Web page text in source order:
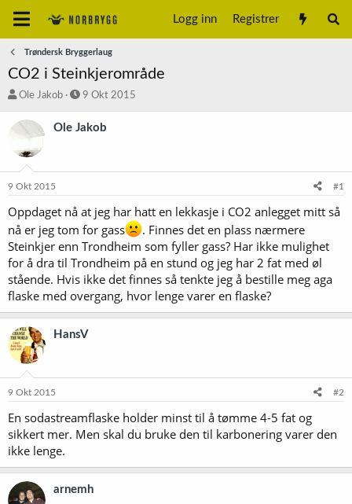
Logg inn Registrer
Trøndersk Bryggerlaug
CO2 i Steinkjerområde
T
å
d
s
t
e
r
Ole Jakob
S
a
o
9 Okt 2015
Ole Jakob
9 Okt 2015 #1
Oppdaget nå at jeg har hatt en lekkasje i CO2 anlegget mitt så
nå er jeg tom for gass
. Finnes det en plass nærmere
Steinkjer enn Trondheim som fyller gass? Har ikke mulighet
for å dra til Trondheim på en stund og jeg har 2 fat med øl
stående. Hvis ikke det finnes så tenkte jeg å bestille meg aga
flaske med overgang, hvor lenge varer en flaske?
HansV
9 Okt 2015 #2
En sodastreamflaske holder minst til å tømme 4-5 fat og
sikkert mer. Men skal du bruke den til karbonering varer den
ikke lenge.
arnemh